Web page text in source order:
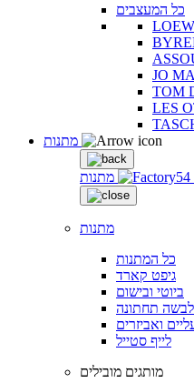
כל המעצבים
JO
TOM
LES
מתנות
מתנות
כל המתנות
גיפט קארד
ביוטי ובישום
תחתונה
ואביזרים
לייף סטייל
מותגים מובילים